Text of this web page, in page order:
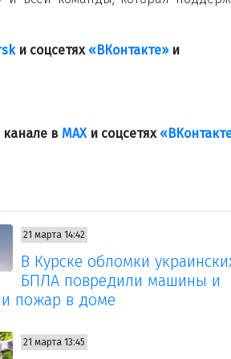
и соцсетях «ВКонтакте»и
канале в МАХ и соцсетях
21 марта 14:42
В Курске обломки
БПЛА повредили машины и
пожар в доме
21 марта 13:45